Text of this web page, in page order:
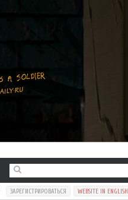
ЗАРЕГИСТРИРОВАТЬСЯ WEBSITE IN ENGLISH